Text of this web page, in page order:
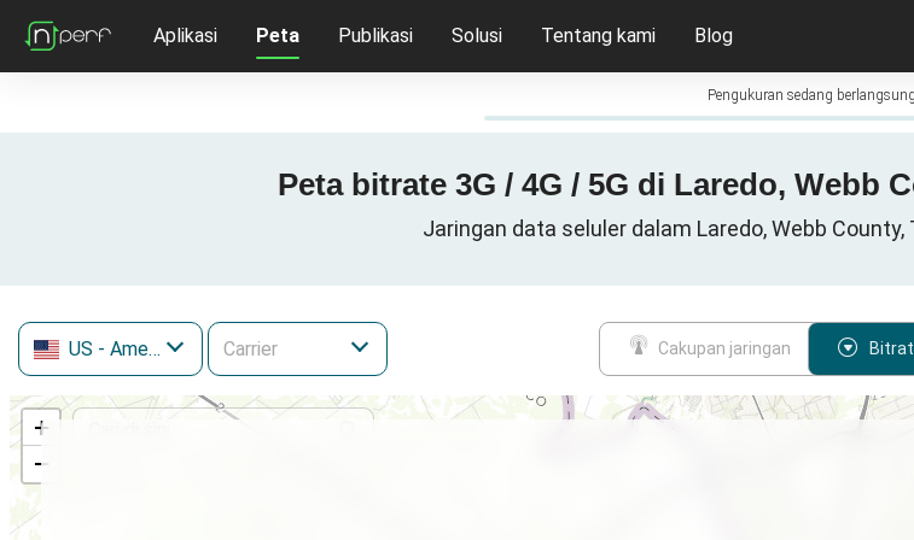
Aplikasi Peta Publikasi Solusi Tentang kami Blog
Pengukuran sedang berlangsung
Peta bitrate 3G / 4G / 5G di Laredo, Webb
Jaringan data seluler dalam Laredo, Webb
US - Amerika Serikat Cakupan jaringan
+
−